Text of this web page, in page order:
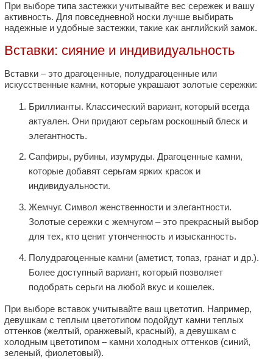
При выборе типа застежки учитывайте вес сережек и вашу
активность. Для повседневной носки лучше выбирать
надежные и удобные застежки, такие как английский замок.
Вставки: сияние и индивидуальность
Вставки – это драгоценные, полудрагоценные или
искусственные камни, которые украшают золотые сережки:
Бриллианты. Классический вариант, который всегда
актуален. Они придают серьгам роскошный блеск и
элегантность.
Сапфиры, рубины, изумруды. Драгоценные камни,
которые добавят серьгам ярких красок и
индивидуальности.
Жемчуг. Символ женственности и элегантности.
Золотые сережки с жемчугом – это прекрасный выбор
для тех, кто ценит утонченность и изысканность.
Полудрагоценные камни (аметист, топаз, гранат и др.).
Более доступный вариант, который позволяет
подобрать серьги на любой вкус и кошелек.
При выборе вставок учитывайте ваш цветотип. Например,
девушкам с теплым цветотипом подойдут камни теплых
оттенков (желтый, оранжевый, красный), а девушкам с
холодным цветотипом – камни холодных оттенков (синий,
зеленый, фиолетовый).